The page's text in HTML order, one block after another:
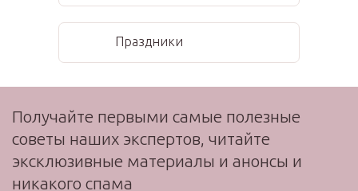
Праздники
Получайте первыми самые полезные
советы наших экспертов, читайте
эксклюзивные материалы и анонсы и
никакого спама